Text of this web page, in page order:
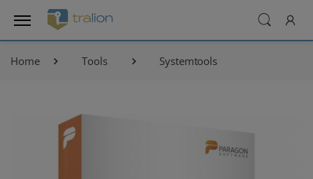
Home Tools Systemtools